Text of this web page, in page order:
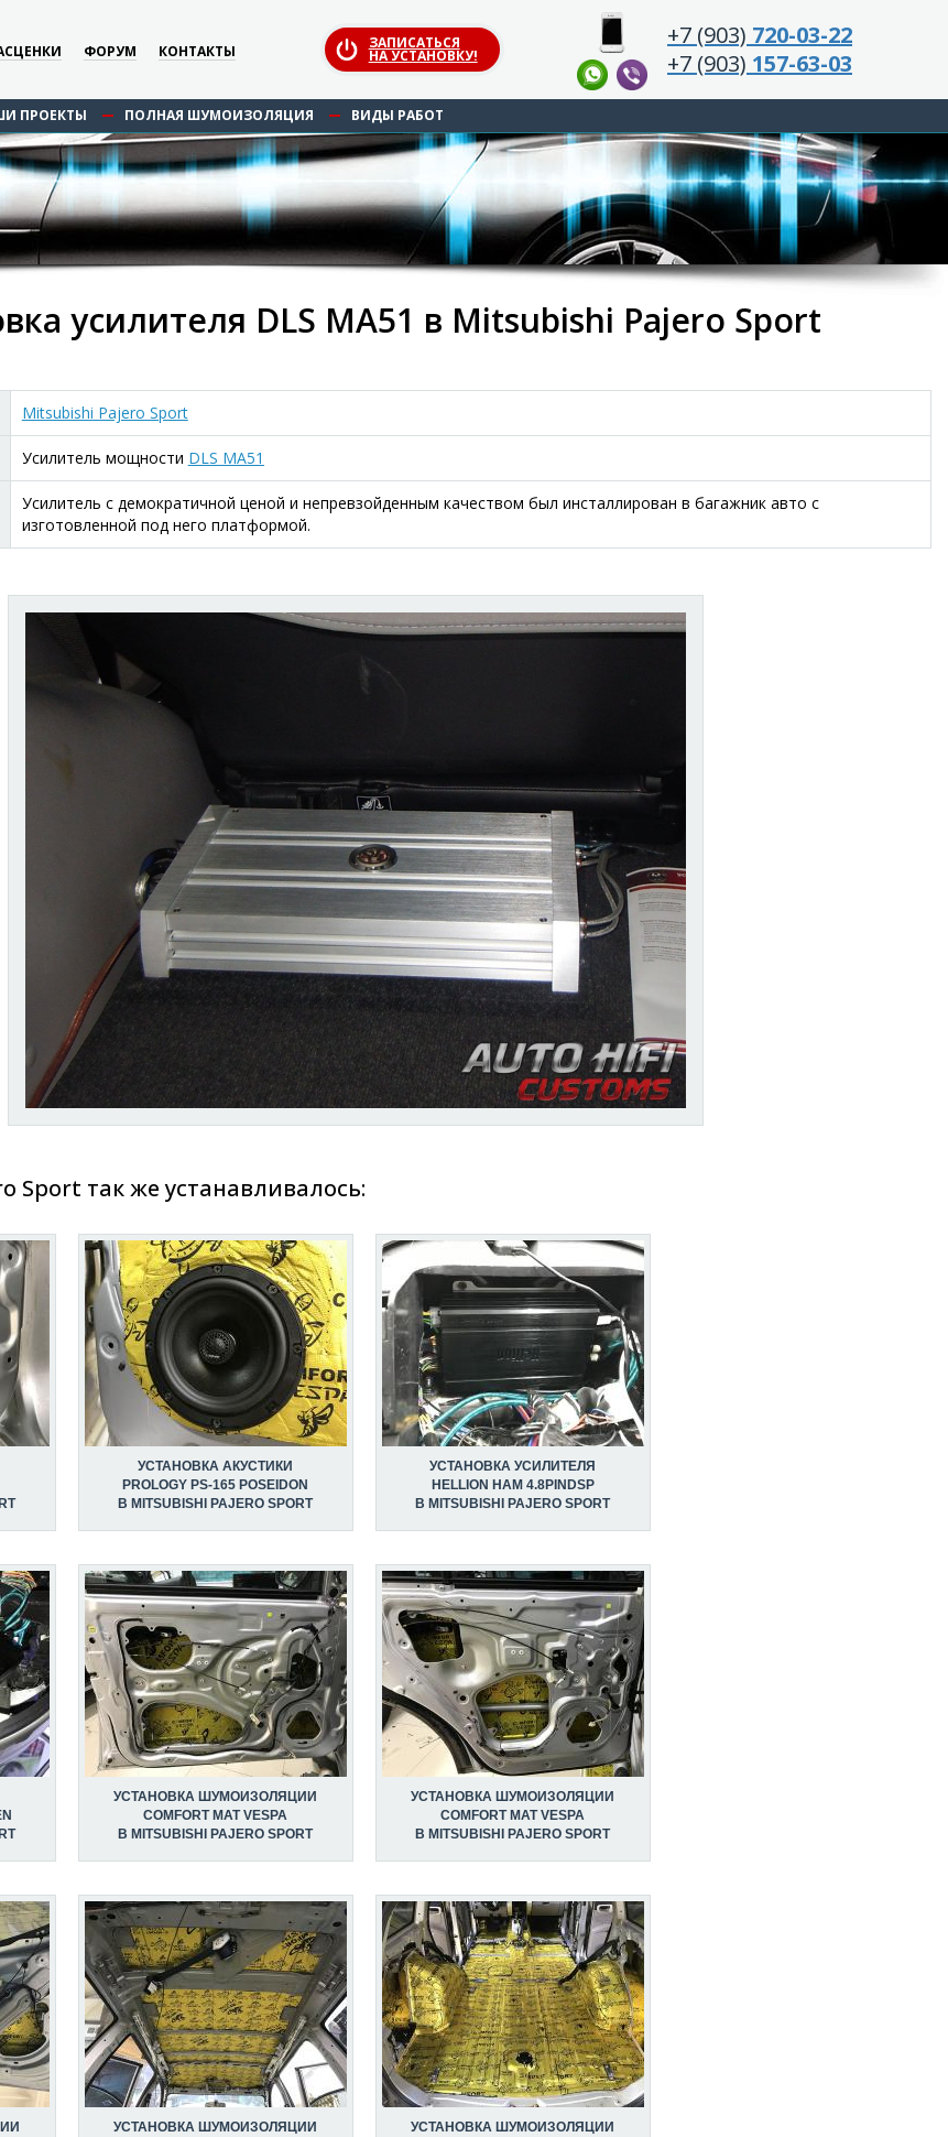
ФОРУМ КОНТАКТЫ ЗАПИСАТЬСЯ
НА УСТАНОВКУ!
+7 (903) 720-03-22
+7 (903) 157-63-03
ПРОЕКТЫ ПОЛНАЯ ШУМОИЗОЛЯЦИЯ ВИДЫ РАБОТ
усилителя DLS MA51 в Mitsubishi Pajero Sport
Mitsubishi Pajero Sport
Усилитель мощности DLS MA51
Усилитель с демократичной ценой и непревзойденным качеством был инсталлирован в багажник авто с
изготовленной под него платформой.
Sport так же устанавливалось:
УСТАНОВКА АКУСТИКИ
PROLOGY PS-165 POSEIDON
В MITSUBISHI PAJERO SPORT
УСТАНОВКА УСИЛИТЕЛЯ
HELLION HAM 4.8PINDSP
В MITSUBISHI PAJERO SPORT
УСТАНОВКА ШУМОИЗОЛЯЦИИ
COMFORT MAT VESPA
В MITSUBISHI PAJERO SPORT
УСТАНОВКА ШУМОИЗОЛЯЦИИ
COMFORT MAT VESPA
В MITSUBISHI PAJERO SPORT
УСТАНОВКА ШУМОИЗОЛЯЦИИ
УСТАНОВКА ШУМОИЗОЛЯЦИИ